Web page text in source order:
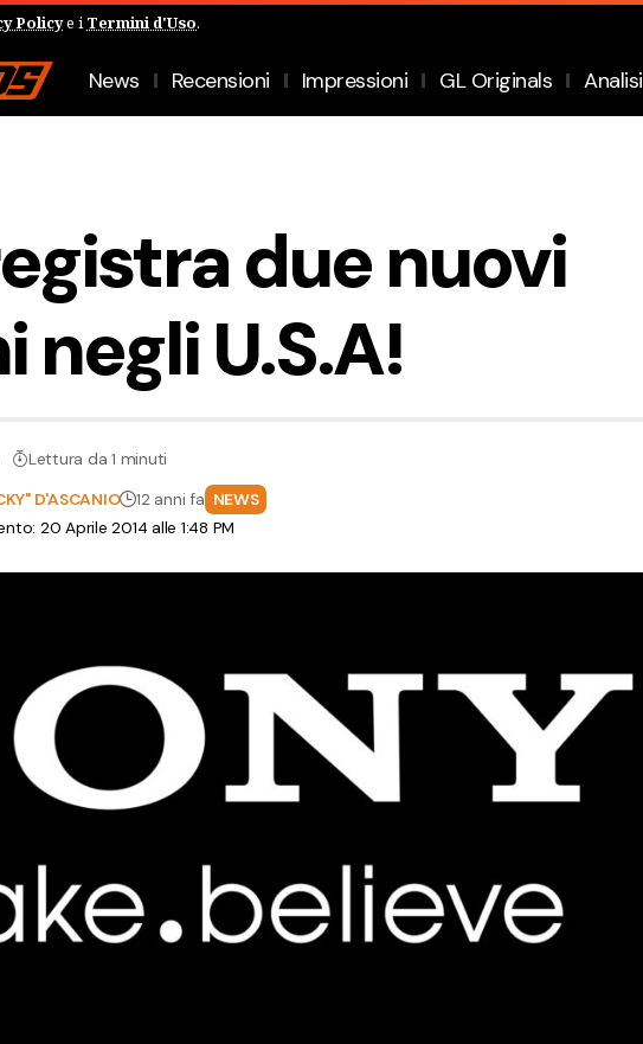
Policye i Termini d'Uso.
News Recensioni Impressioni GL Originals Analisi
due nuovi
negli U.S.A!
20 Aprile 2014 alle 1:48 PM
D'ASCANIO 12 anni fa NEWS
Lettura da 1 minuti